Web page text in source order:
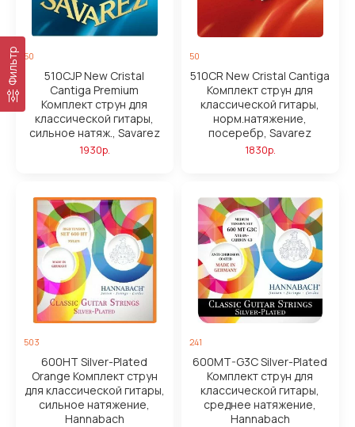
Фильтр 50
510CJP New Cristal
Cantiga Premium
Комплект струн для
классической гитары,
сильное натяж., Savarez
1930р.
50
510CR New Cristal Cantiga
Комплект струн для
классической гитары,
норм.натяжение,
посеребр, Savarez
1830р.
503
600HT Silver-Plated
Orange Комплект струн
для классической гитары,
сильное натяжение,
Hannabach
241
600MT-G3C Silver-Plated
Комплект струн для
классической гитары,
среднее натяжение,
Hannabach